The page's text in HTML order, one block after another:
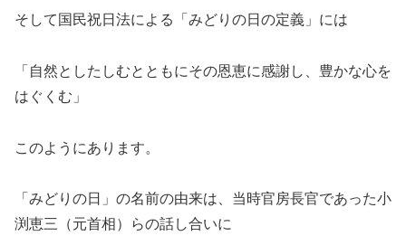
そして国民祝日法による「みどりの日の定義」には
「自然としたしむとともにその恩恵に感謝し、豊かな心を
はぐくむ」
このようにあります。
「みどりの日」の名前の由来は、当時官房長官であった小
渕恵三（元首相）らの話し合いに